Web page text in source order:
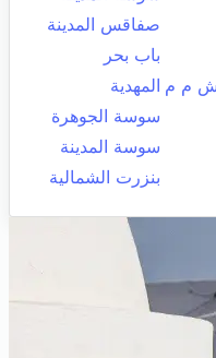
صفاقس المدينة
باب بحر
المهدية
سوسة الجوهرة
سوسة المدينة
بنزرت الشمالية